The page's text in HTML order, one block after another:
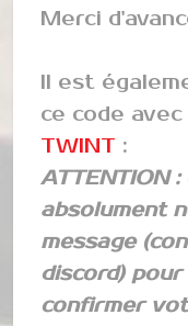
Merci
Il est
ce code
TWINT :
ATTENTION
absolument
message
discord)
confirmer